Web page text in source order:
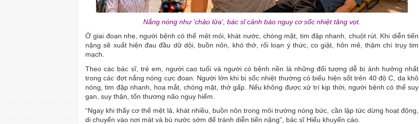
Nắng nóng như 'chảo lửa', bác sĩ cảnh báo nguy cơ sốc nhiệt tăng vọt.
Ở giai đoạn nhẹ, người bệnh có thể mệt mỏi, khát nước, chóng mặt, tim đập nhanh, chuột rút. Khi diễn tiến
nặng sẽ xuất hiện đau đầu dữ dội, buồn nôn, khó thở, rối loạn ý thức, co giật, hôn mê, thậm chí trụy tim
mạch.
Theo các bác sĩ, trẻ em, người cao tuổi và người có bệnh nền là những đối tượng dễ bị ảnh hưởng nhất
trong các đợt nắng nóng cực đoan. Người lớn khi bị sốc nhiệt thường có biểu hiện sốt trên 40 độ C, da khô
nóng, tim đập nhanh, hoa mắt, chóng mặt, thở gấp. Nếu không được xử trí kịp thời, người bệnh có thể suy
gan, suy thận, tổn thương não nguy hiểm.
“Ngay khi thấy cơ thể mệt lả, khát nhiều, buồn nôn trong môi trường nóng bức, cần lập tức dừng hoạt động,
di chuyển vào nơi mát và bù nước sớm để tránh diễn tiến nặng”, bác sĩ Hiếu khuyến cáo.